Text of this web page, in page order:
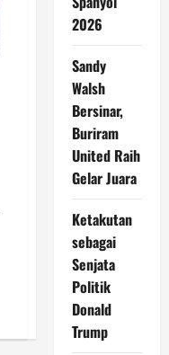
2026
Sandy
Walsh
Bersinar,
Buriram
United Raih
Gelar Juara
Ketakutan
sebagai
Senjata
Politik
Donald
Trump